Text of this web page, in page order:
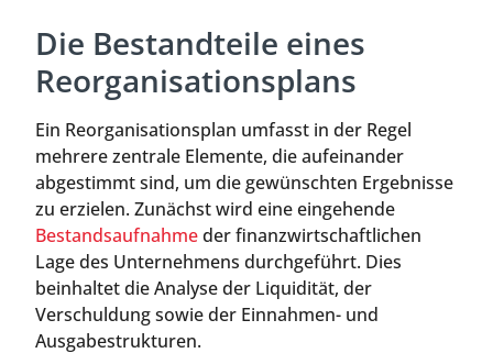
Die Bestandteile eines
Reorganisationsplans
Ein Reorganisationsplan umfasst in der Regel
mehrere zentrale Elemente, die aufeinander
abgestimmt sind, um die gewünschten Ergebnisse
zu erzielen. Zunächst wird eine eingehende
Bestandsaufnahmeder finanzwirtschaftlichen
Lage des Unternehmens durchgeführt. Dies
beinhaltet die Analyse der Liquidität, der
Verschuldung sowie der Einnahmen- und
Ausgabestrukturen.